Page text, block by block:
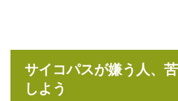
サイコパスが嫌う人、
しよう